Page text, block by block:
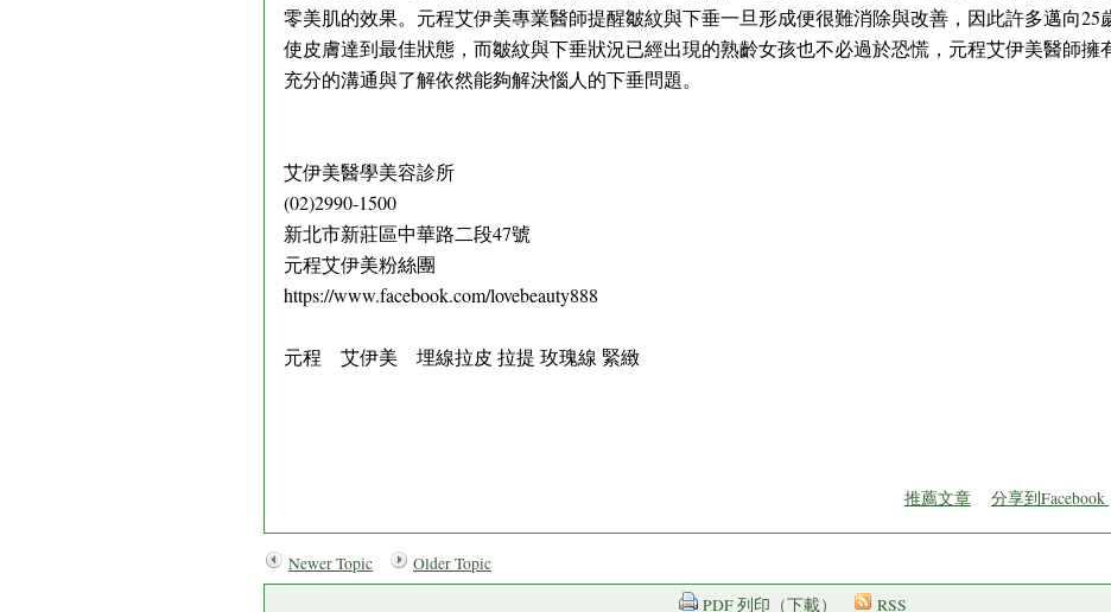
零美肌的效果。元程艾伊美專業醫師提醒皺紋與下垂一旦形成便很難消除與改善，因此許多邁向25
使皮膚達到最佳狀態，而皺紋與下垂狀況已經出現的熟齡女孩也不必過於恐慌，元程艾伊美醫師擁
充分的溝通與了解依然能夠解決惱人的下垂問題。
艾伊美醫學美容診所
(02)2990-1500
新北市新莊區中華路二段47號
元程艾伊美粉絲團
https://www.facebook.com/lovebeauty888
元程 艾伊美 埋線拉皮 拉提 玫瑰線 緊緻
推薦文章 分享到Facebook
Newer Topic
Older Topic
PDF 列印（下載）
RSS